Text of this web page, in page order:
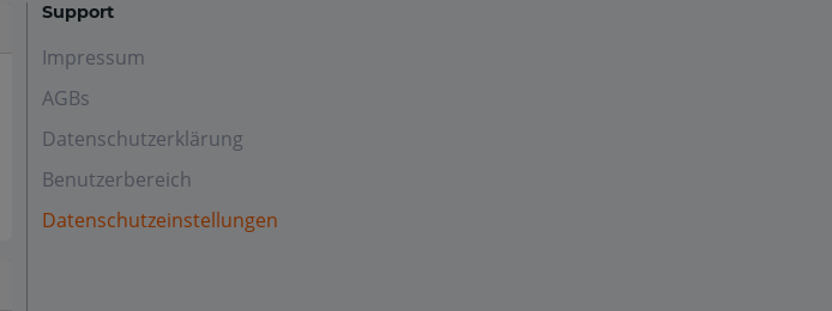
Support
Impressum
AGBs
Datenschutzerklärung
Benutzerbereich
Datenschutzeinstellungen